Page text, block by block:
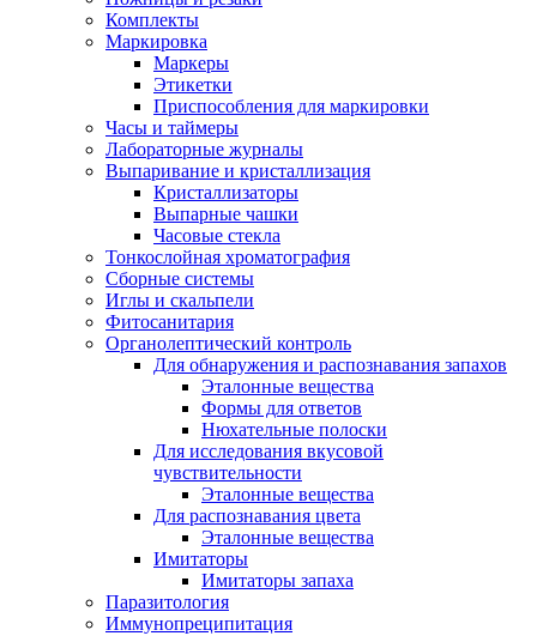
Комплекты
Маркировка
Маркеры
Этикетки
Приспособления для маркировки
Часы и таймеры
Лабораторные журналы
Выпаривание и кристаллизация
Кристаллизаторы
Выпарные чашки
Часовые стекла
Тонкослойная хроматография
Сборные системы
Иглы и скальпели
Фитосанитария
Органолептический контроль
Для обнаружения и распознавания запахов
Эталонные вещества
Формы для ответов
Нюхательные полоски
Для исследования вкусовой
чувствительности
Эталонные вещества
Для распознавания цвета
Эталонные вещества
Имитаторы
Имитаторы запаха
Паразитология
Иммунопреципитация